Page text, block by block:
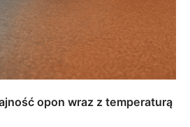
opon wraz z temperaturą